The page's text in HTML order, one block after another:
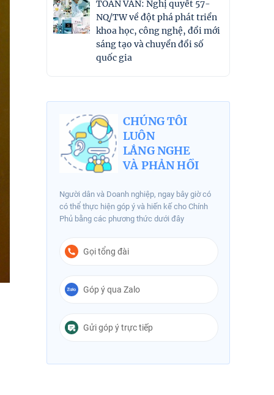
TOÀN VĂN: Nghị quyết 57-
NQ/TW về đột phá phát triển
khoa học, công nghệ, đổi mới
sáng tạo và chuyển đổi số
quốc gia
CHÚNG TÔI
LUÔN
LẮNG NGHE
VÀ PHẢN HỒI
Người dân và Doanh nghiệp, ngay bây giờ có
có thể thực hiện góp ý và hiến kế cho Chính
Phủ bằng các phương thức dưới đây
Gọi tổng đài
Góp ý qua Zalo
Gửi góp ý trực tiếp